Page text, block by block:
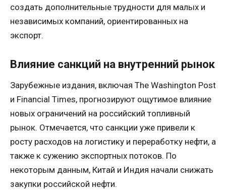
создать дополнительные трудности для малых и
независимых компаний, ориентированных на
экспорт.
Влияние санкций на внутренний рынок
Зарубежные издания, включая The Washington Post
и Financial Times, прогнозируют ощутимое влияние
новых ограничений на российский топливный
рынок. Отмечается, что санкции уже привели к
росту расходов на логистику и переработку нефти, а
также к сужению экспортных потоков. По
некоторым данным, Китай и Индия начали снижать
закупки российской нефти.